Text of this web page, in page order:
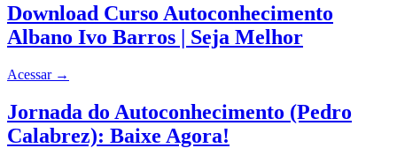
Download Curso Autoconhecimento
Albano Ivo Barros | Seja Melhor
Acessar →
Jornada do Autoconhecimento (Pedro
Calabrez): Baixe Agora!